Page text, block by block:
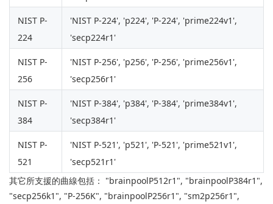
NIST P-
224
'NIST P-224', 'p224', 'P-224', 'prime224v1',
'secp224r1'
NIST P-
256
'NIST P-256', 'p256', 'P-256', 'prime256v1',
'secp256r1'
NIST P-
384
'NIST P-384', 'p384', 'P-384', 'prime384v1',
'secp384r1'
NIST P-
521
'NIST P-521', 'p521', 'P-521', 'prime521v1',
'secp521r1'
其它所支援的曲線包括： "brainpoolP512r1", "brainpoolP384r1",
"secp256k1", "P-256K", "brainpoolP256r1", "sm2p256r1",